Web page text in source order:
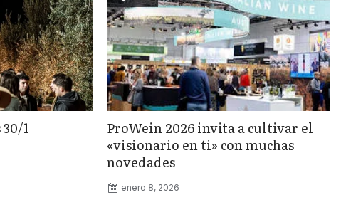
1
ProWein 2026 invita a cultivar el
«visionario en ti» con muchas
novedades
enero 8, 2026